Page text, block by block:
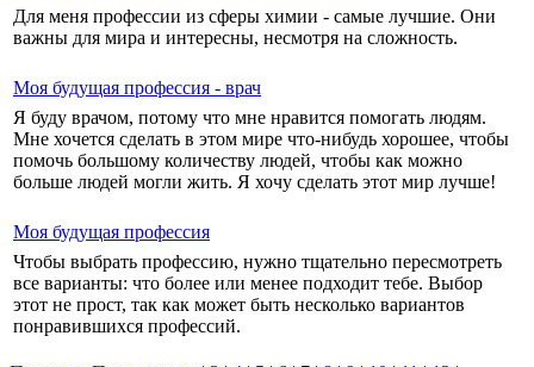
Для меня профессии из сферы химии - самые лучшие. Они
важны для мира и интересны, несмотря на сложность.
Моя будущая профессия - врач
Я буду врачом, потому что мне нравится помогать людям.
Мне хочется сделать в этом мире что-нибудь хорошее, чтобы
помочь большому количеству людей, чтобы как можно
больше людей могли жить. Я хочу сделать этот мир лучше!
Моя будущая профессия
Чтобы выбрать профессию, нужно тщательно пересмотреть
все варианты: что более или менее подходит тебе. Выбор
этот не прост, так как может быть несколько вариантов
понравившихся профессий.